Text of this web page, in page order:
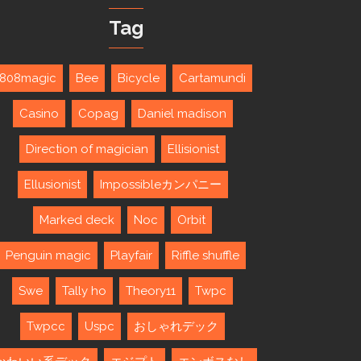
Tag
808magic Bee Bicycle Cartamundi
Casino Copag Daniel madison
Direction of magician Ellisionist
Ellusionist Impossibleカンパニー
Marked deck Noc Orbit
Penguin magic Playfair Riffle shuffle
Swe Tally ho Theory11 Twpc
Twpcc Uspc おしゃれデック